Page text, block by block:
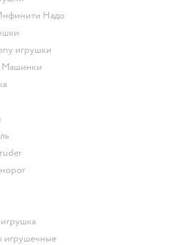
Надо
игрушки
Машинки
игрушка
игрушечные